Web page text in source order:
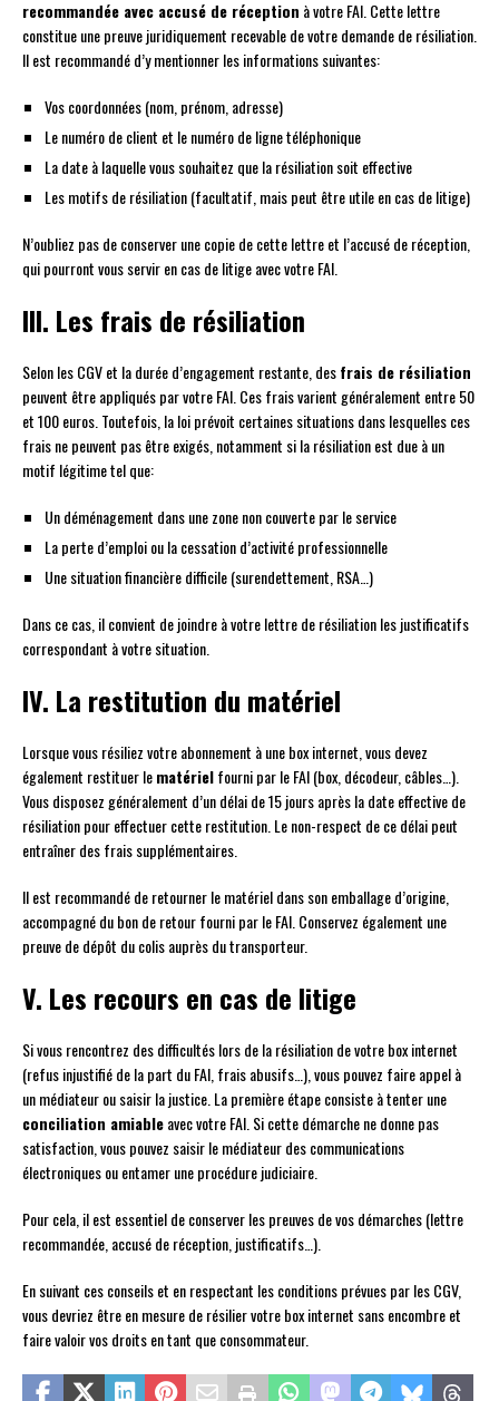
recommandée avec accusé de réception à votre FAI. Cette lettre
constitue une preuve juridiquement recevable de votre demande de résiliation.
Il est recommandé d’y mentionner les informations suivantes:
Vos coordonnées (nom, prénom, adresse)
Le numéro de client et le numéro de ligne téléphonique
La date à laquelle vous souhaitez que la résiliation soit effective
Les motifs de résiliation (facultatif, mais peut être utile en cas de litige)
N’oubliez pas de conserver une copie de cette lettre et l’accusé de réception,
qui pourront vous servir en cas de litige avec votre FAI.
III. Les frais de résiliation
Selon les CGV et la durée d’engagement restante, desfrais de résiliation
peuvent être appliqués par votre FAI. Ces frais varient généralement entre 50
et 100 euros. Toutefois, la loi prévoit certaines situations dans lesquelles ces
frais ne peuvent pas être exigés, notamment si la résiliation est due à un
motif légitime tel que:
Un déménagement dans une zone non couverte par le service
La perte d’emploi ou la cessation d’activité professionnelle
Une situation financière difficile (surendettement, RSA…)
Dans ce cas, il convient de joindre à votre lettre de résiliation les justificatifs
correspondant à votre situation.
IV. La restitution du matériel
Lorsque vous résiliez votre abonnement à une box internet, vous devez
également restituer lematérielfourni par le FAI (box, décodeur, câbles…).
Vous disposez généralement d’un délai de 15 jours après la date effective de
résiliation pour effectuer cette restitution. Le non-respect de ce délai peut
entraîner des frais supplémentaires.
Il est recommandé de retourner le matériel dans son emballage d’origine,
accompagné du bon de retour fourni par le FAI. Conservez également une
preuve de dépôt du colis auprès du transporteur.
V. Les recours en cas de litige
Si vous rencontrez des difficultés lors de la résiliation de votre box internet
(refus injustifié de la part du FAI, frais abusifs…), vous pouvez faire appel à
un médiateur ou saisir la justice. La première étape consiste à tenter une
conciliation amiableavec votre FAI. Si cette démarche ne donne pas
satisfaction, vous pouvez saisir le médiateur des communications
électroniques ou entamer une procédure judiciaire.
Pour cela, il est essentiel de conserver les preuves de vos démarches (lettre
recommandée, accusé de réception, justificatifs…).
En suivant ces conseils et en respectant les conditions prévues par les CGV,
vous devriez être en mesure de résilier votre box internet sans encombre et
faire valoir vos droits en tant que consommateur.